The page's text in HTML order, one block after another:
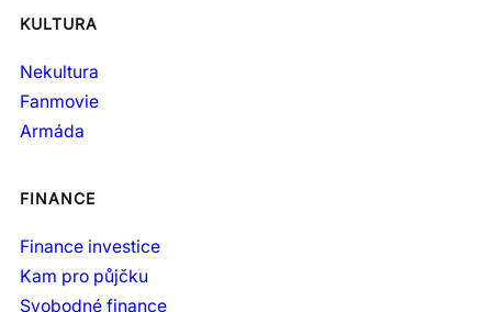
KULTURA
Nekultura
Fanmovie
Armáda
FINANCE
Finance investice
Kam pro půjčku
Svobodné finance